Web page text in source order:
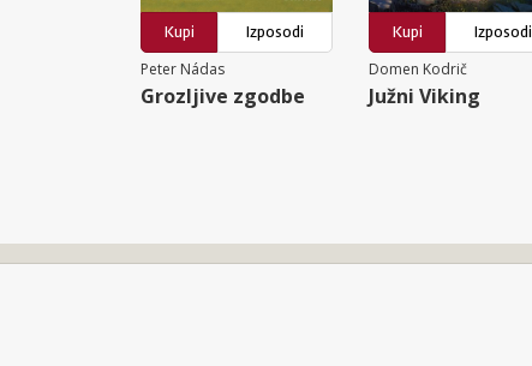
Kupi
Izposodi
Peter Nádas
Grozljive zgodbe
Kupi
Izposodi
Domen Kodrič
Južni Viking